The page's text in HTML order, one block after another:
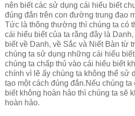
nên biết các sử dụng cái hiểu biết
đúng đắn trên con đường trung đạo
Tức là thông thường thì chúng ta có
cái hiểu biết của ta rằng đây là
biết về Danh, về Sắc và Niết Bàn từ
chúng ta sử dụng những cái hiểu
chúng ta chấp thủ vào cái hiểu biết
chính vì lẽ ấy chúng ta không thể sử
tạo một cách đúng đắn.Nếu chúng
biết không hoàn hảo thì chúng ta sẽ
hoàn hảo.